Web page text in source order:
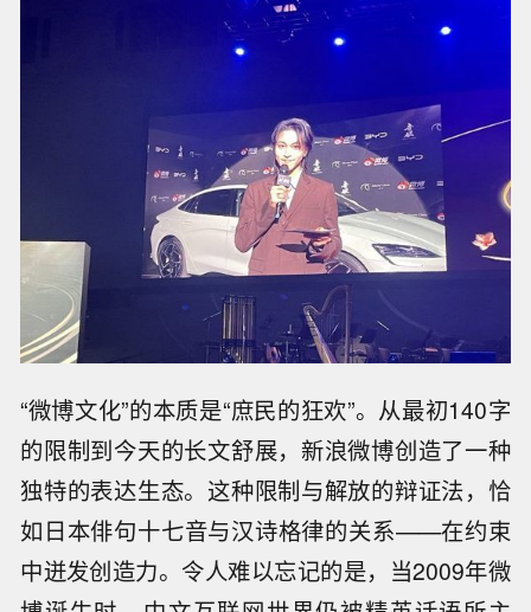
“微博文化”的本质是“庶民的狂欢”。从最初140字
的限制到今天的长文舒展，新浪微博创造了一种
独特的表达生态。这种限制与解放的辩证法，恰
如日本俳句十七音与汉诗格律的关系——在约束
中迸发创造力。令人难以忘记的是，当2009年微